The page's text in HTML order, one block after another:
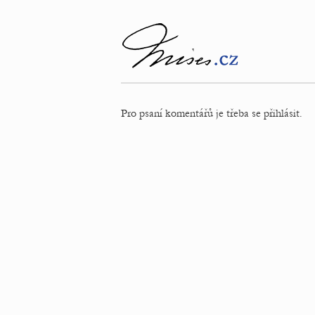
Pro psaní komentářů je třeba se přihlásit.